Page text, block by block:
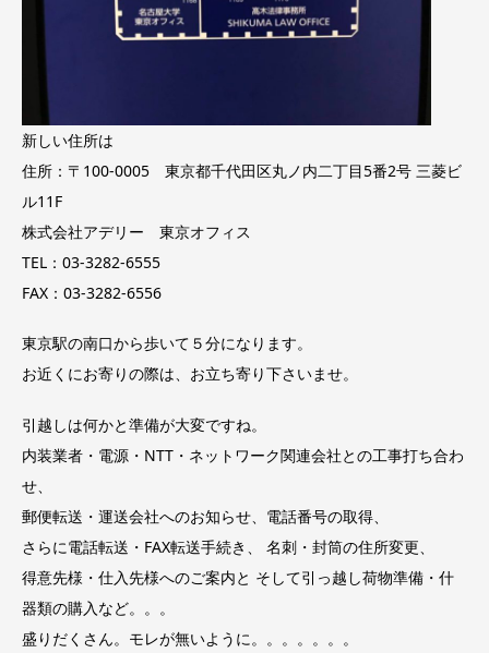
新しい住所は
住所：〒100-0005 東京都千代田区丸ノ内二丁目5番2号 三菱ビ
ル11F
株式会社アデリー 東京オフィス
TEL：03-3282-6555
FAX：03-3282-6556
東京駅の南口から歩いて５分になります。
お近くにお寄りの際は、お立ち寄り下さいませ。
引越しは何かと準備が大変ですね。
内装業者・電源・NTT・ネットワーク関連会社との工事打ち合わ
せ、
郵便転送・運送会社へのお知らせ、電話番号の取得、
さらに電話転送・FAX転送手続き、 名刺・封筒の住所変更、
得意先様・仕入先様へのご案内と そして引っ越し荷物準備・什
器類の購入など。。。
盛りだくさん。モレが無いように。。。。。。。